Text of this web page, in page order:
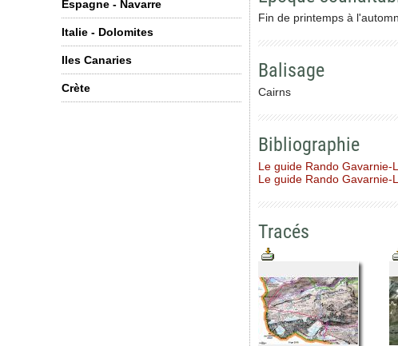
Espagne - Navarre
Italie - Dolomites
Iles Canaries
Crète
Fin de printemps à
Balisage
Cairns
Bibliographie
Le guide Rando Gavarnie-
Le guide Rando Gavarnie-
Tracés